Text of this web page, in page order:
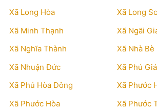
Xã Long Hòa
Xã Long
Xã Minh Thạnh
Xã Ngãi
Xã Nghĩa Thành
Xã Nhà Bè
Xã Nhuận Đức
Xã Phú
Xã Phú Hòa Đông
Xã Phước
Xã Phước Hòa
Xã Phước